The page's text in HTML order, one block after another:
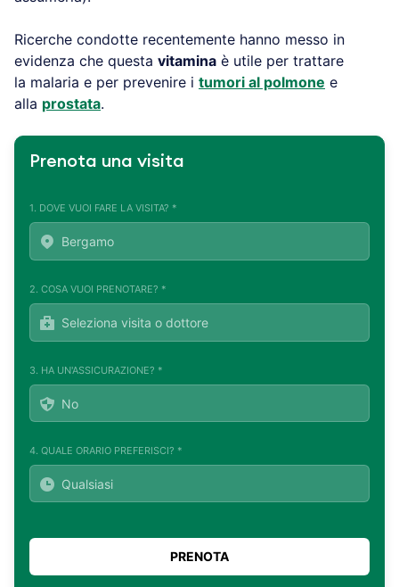
Ricerche condotte recentemente hanno messo in
evidenza che questa vitamina è utile per trattare
la malaria e per prevenire i tumori al polmone e
alla prostata.
Prenota una visita
1. DOVE VUOI FARE LA VISITA? *
2. COSA VUOI PRENOTARE? *
3. HA UN'ASSICURAZIONE? *
4. QUALE ORARIO PREFERISCI? *